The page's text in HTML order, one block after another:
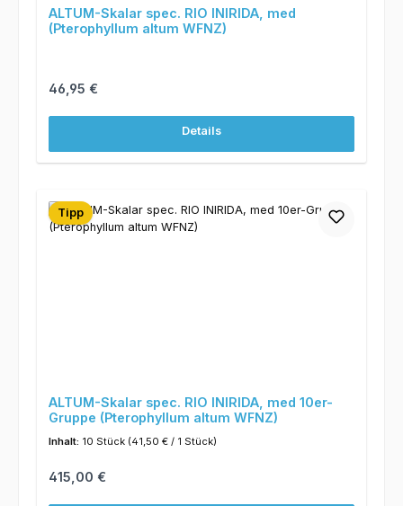
ALTUM-Skalar spec. RIO INIRIDA, med
(Pterophyllum altum WFNZ)
Regulärer Preis:
46,95 €
Details
Tipp
ALTUM-Skalar spec. RIO INIRIDA, med 10er-
Gruppe (Pterophyllum altum WFNZ)
Inhalt: 10 Stück (41,50 € / 1 Stück)
Regulärer Preis:
415,00 €